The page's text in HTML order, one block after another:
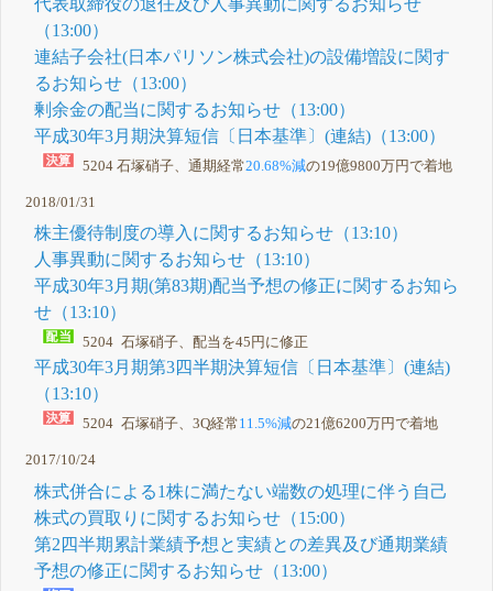
代表取締役の退任及び人事異動に関するお知らせ
（13:00）
連結子会社(日本パリソン株式会社)の設備増設に関す
るお知らせ（13:00）
剰余金の配当に関するお知らせ（13:00）
平成30年3月期決算短信〔日本基準〕(連結)（13:00）
5204 石塚硝子、通期経常20.68%減の19億9800万円で着地
2018/01/31
株主優待制度の導入に関するお知らせ（13:10）
人事異動に関するお知らせ（13:10）
平成30年3月期(第83期)配当予想の修正に関するお知ら
せ（13:10）
5204 石塚硝子、配当を45円に修正
平成30年3月期第3四半期決算短信〔日本基準〕(連結)
（13:10）
5204 石塚硝子、3Q経常11.5%減の21億6200万円で着地
2017/10/24
株式併合による1株に満たない端数の処理に伴う自己
株式の買取りに関するお知らせ（15:00）
第2四半期累計業績予想と実績との差異及び通期業績
予想の修正に関するお知らせ（13:00）